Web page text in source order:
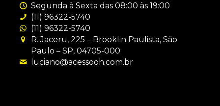
Segunda à Sexta das 08:00 às 19:00
(11) 96322-5740
(11) 96322-5740
R. Jaceru, 225 – Brooklin Paulista, São
Paulo – SP, 04705-000
luciano@acessooh.com.br